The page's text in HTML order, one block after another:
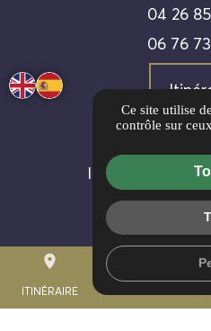
place
ITINÉRAIRE
04 26
06 76
Informations
Mentions
Politique de
Gestion
Ce site utilise
contrôle sur